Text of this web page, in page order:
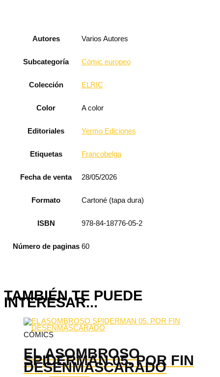
Autores Varios Autores
Subcategoría Cómic europeo
Colección ELRIC
Color A color
Editoriales Yermo Ediciones
Etiquetas Francobelga
Fecha de venta 28/05/2026
Formato Cartoné (tapa dura)
ISBN 978-84-18776-05-2
Número de paginas 60
TAMBIÉN TE PUEDE
INTERESAR...
CÓMICS
EL ASOMBROSO
SPIDERMAN 05. POR FIN
DESENMASCARADO